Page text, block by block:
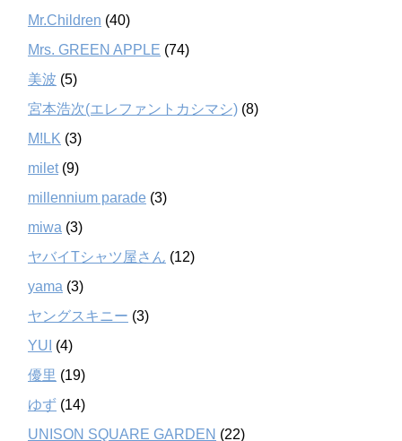
Mr.Children (40)
Mrs. GREEN APPLE (74)
美波 (5)
宮本浩次(エレファントカシマシ) (8)
M!LK (3)
milet(9)
millennium parade (3)
miwa (3)
ヤバイTシャツ屋さん (12)
yama (3)
ヤングスキニー (3)
YUI (4)
優里 (19)
ゆず (14)
UNISON SQUARE GARDEN (22)